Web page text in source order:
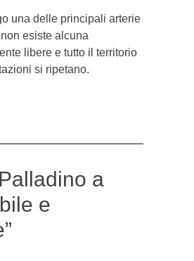
una delle principali arterie
esiste alcuna
libere e tutto il territorio
si ripetano.
a
e